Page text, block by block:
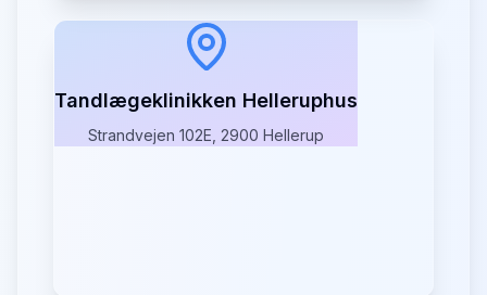
Tandlægeklinikken Helleruphus
Strandvejen 102E, 2900 Hellerup